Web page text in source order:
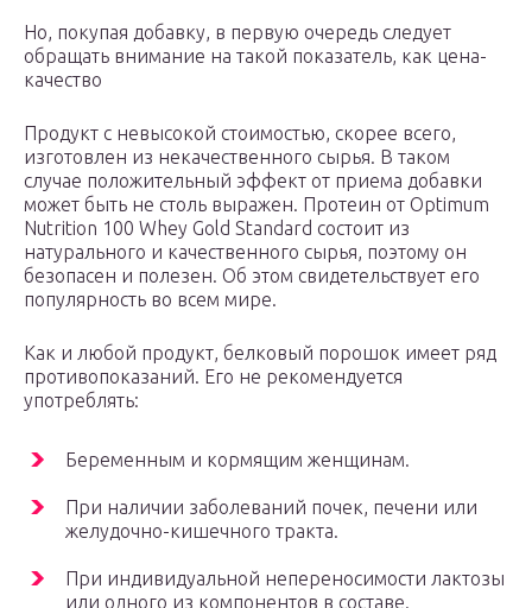
Но, покупая добавку, в первую очередь следует
обращать внимание на такой показатель, как цена-
качество
Продукт с невысокой стоимостью, скорее всего,
изготовлен из некачественного сырья. В таком
случае положительный эффект от приема добавки
может быть не столь выражен. Протеин от Optimum
Nutrition 100 Whey Gold Standard состоит из
натурального и качественного сырья, поэтому он
безопасен и полезен. Об этом свидетельствует его
популярность во всем мире.
Как и любой продукт, белковый порошок имеет ряд
противопоказаний. Его не рекомендуется
употреблять:
Беременным и кормящим женщинам.
При наличии заболеваний почек, печени или
желудочно-кишечного тракта.
При индивидуальной непереносимости лактозы
или одного из компонентов в составе.